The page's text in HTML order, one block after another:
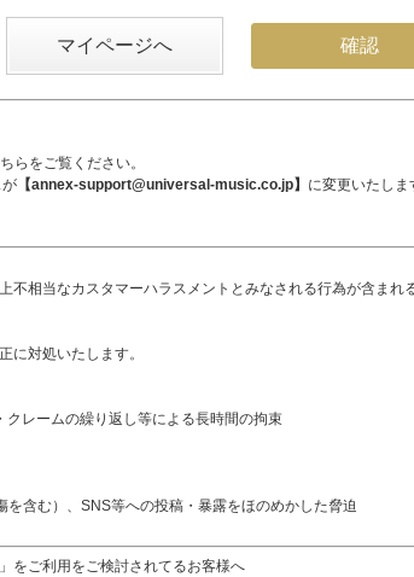
マイページへ
ら をご覧ください。
【annex-support@universal-music.co.jp】 に変更いたし
相当なカスタマーハラスメントとみなされる行為が含ま
に対処いたします。
レームの繰り返し等による長時間の拘束
含む）、SNS等への投稿・暴露をほのめかした脅迫
をご利用をご検討されてるお客様へ